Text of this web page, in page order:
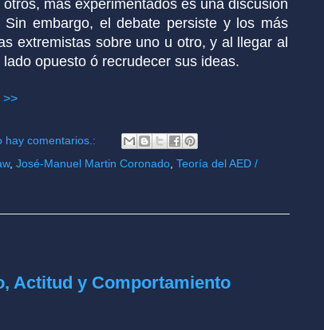
más experimentados es una discusión
embargo, el debate persiste y los más
extremistas sobre uno u otro, y al llegar al
opuesto ó recrudecer sus ideas.
>>
hay comentarios.:
, José-Manuel Martin Coronado Teoría del AED /
Actitud y Comportamiento